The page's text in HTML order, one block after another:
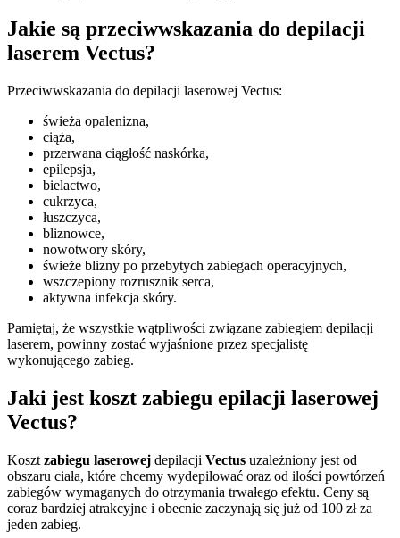
Jakie są przeciwwskazania do depilacji
laserem Vectus?
Przeciwwskazania do depilacji laserowej Vectus:
świeża opalenizna,
ciąża,
przerwana ciągłość naskórka,
epilepsja,
bielactwo,
cukrzyca,
łuszczyca,
bliznowce,
nowotwory skóry,
świeże blizny po przebytych zabiegach operacyjnych,
wszczepiony rozrusznik serca,
aktywna infekcja skóry.
Pamiętaj, że wszystkie wątpliwości związane zabiegiem depilacji
laserem, powinny zostać wyjaśnione przez specjalistę
wykonującego zabieg.
Jaki jest koszt zabiegu epilacji laserowej
Vectus?
Koszt zabiegu laserowej depilacji Vectus uzależniony jest od
obszaru ciała, które chcemy wydepilować oraz od ilości powtórzeń
zabiegów wymaganych do otrzymania trwałego efektu. Ceny są
coraz bardziej atrakcyjne i obecnie zaczynają się już od 100 zł za
jeden zabieg.